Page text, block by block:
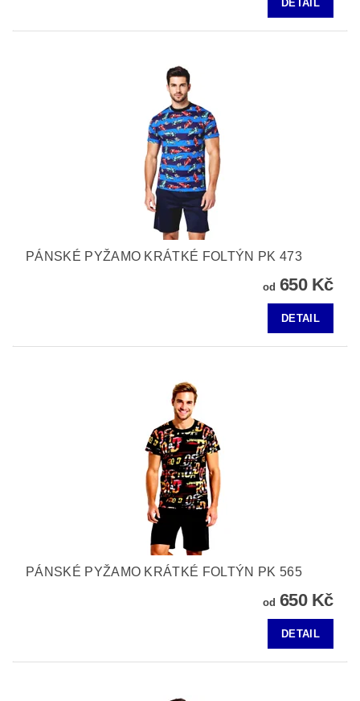
DETAIL
PÁNSKÉ PYŽAMO KRÁTKÉ FOLTÝN PK 473
od 650 Kč
DETAIL
PÁNSKÉ PYŽAMO KRÁTKÉ FOLTÝN PK 565
od 650 Kč
DETAIL